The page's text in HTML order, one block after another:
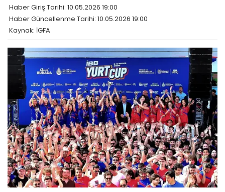
Haber Giriş Tarihi: 10.05.2026 19:00
Haber Güncellenme Tarihi: 10.05.2026 19:00
Kaynak: İGFA